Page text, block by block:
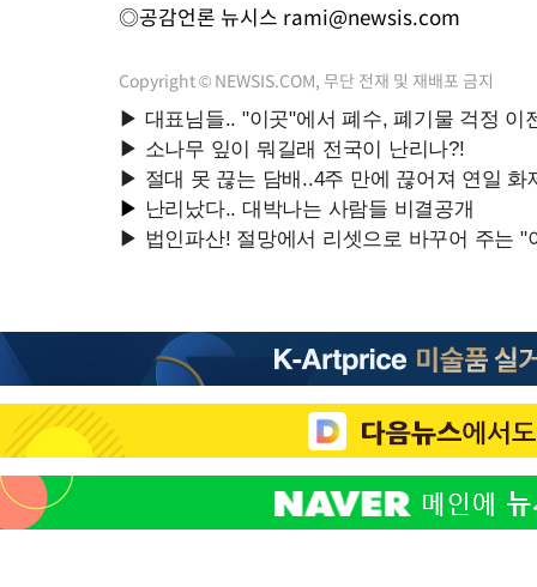
◎공감언론 뉴시스 rami@newsis.com
Copyright © NEWSIS.COM, 무단 전재 및 재배포 금지